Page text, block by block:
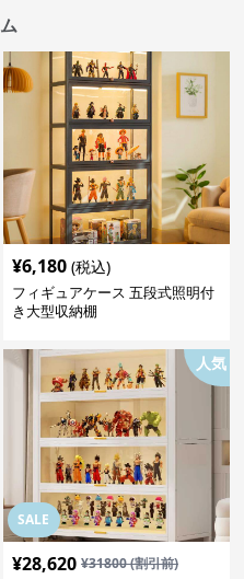
¥6,180 (税込)
フィギュアケース 五段式照明付
き大型収納棚
SALE
人気
¥28,620 ¥31800(割引前)